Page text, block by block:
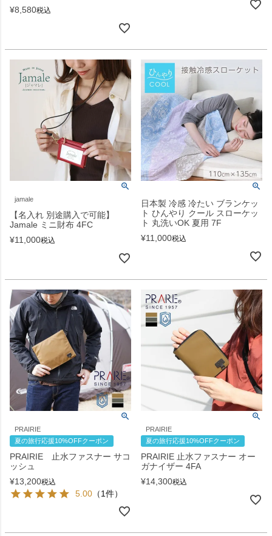
¥8,580税込
jamale
【名入れ 別途購入で可能】
Jamale ミニ財布 4FC
¥11,000税込
日本製 冷感 冷たい ブランケッ
ト ひんやり クール スローケッ
ト 丸洗いOK 夏用 7F
¥11,000税込
PRAIRIE
夏の旅行応援10%OFFクーポン
PRAIRIE 止水ファスナー サコ
ッシュ
¥13,200税込
5.00 （1件）
PRAIRIE
夏の旅行応援10%OFFクーポン
PRAIRIE 止水ファスナー オー
ガナイザー 4FA
¥14,300税込